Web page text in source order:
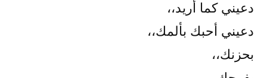
دعيني كما أريد،،
دعيني أحبك بألمك،،
بحزنك،،